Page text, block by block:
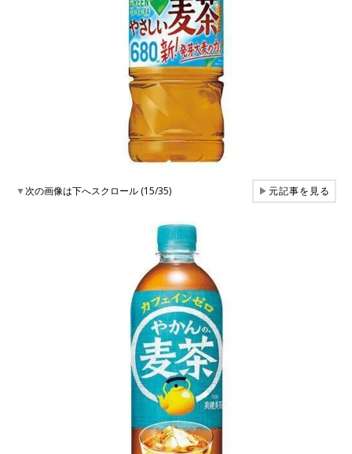
▼次の画像は下へスクロール (15/35) ▶元記事を見る